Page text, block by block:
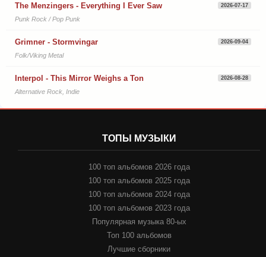
The Menzingers - Everything I Ever Saw 2026-07-17
Punk Rock / Pop Punk
Grimner - Stormvingar 2026-09-04
Folk/Viking Metal
Interpol - This Mirror Weighs a Ton 2026-08-28
Alternative Rock, Indie
ТОПЫ МУЗЫКИ
100 топ альбомов 2026 года
100 топ альбомов 2025 года
100 топ альбомов 2024 года
100 топ альбомов 2023 года
Популярная музыка 80-ых
Топ 100 альбомов
Лучшие сборники